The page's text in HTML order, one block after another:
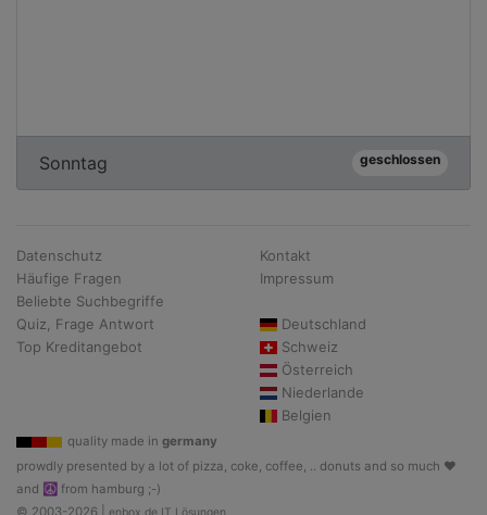
Sonntag geschlossen
Datenschutz
Häufige Fragen
Beliebte Suchbegriffe
Quiz, Frage Antwort
Top Kreditangebot
Kontakt
Impressum
Deutschland
Schweiz
Österreich
Niederlande
Belgien
quality made in germany
prowdly presented by a lot of pizza, coke, coffee, .. donuts and so much ♥
and ☮ from hamburg ;-)
© 2003-2026 |